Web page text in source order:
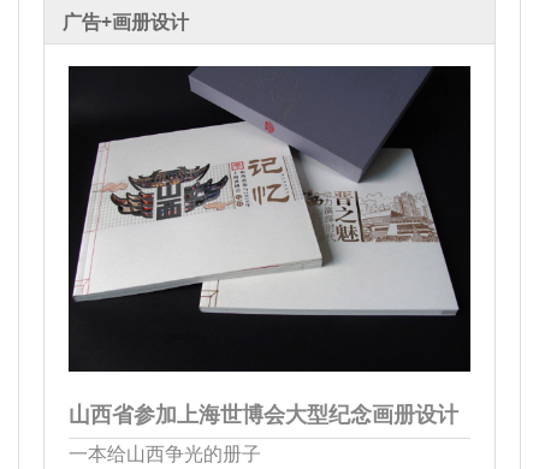
广告+画册设计
山西省参加上海世博会大型纪念画册设计
一本给山西争光的册子